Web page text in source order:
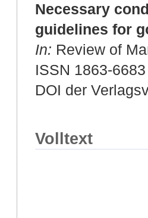
Necessary
guidelines for
In: Review of
ISSN 1863-6683
DOI der
Volltext